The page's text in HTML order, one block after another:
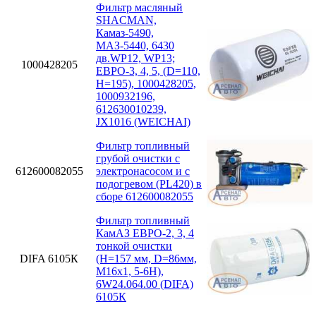
1000428205
Фильтр масляный
SHACMAN,
Камаз-5490,
МАЗ-5440, 6430
дв.WP12, WP13;
ЕВРО-3, 4, 5, (D=110,
H=195), 1000428205,
1000932196,
612630010239,
JX1016 (WEICHAI)
612600082055
Фильтр топливный
грубой очистки с
электронасосом и с
подогревом (PL420) в
сборе 612600082055
DIFA 6105К
Фильтр топливный
КамАЗ ЕВРО-2, 3, 4
тонкой очистки
(H=157 мм, D=86мм,
M16x1, 5-6H),
6W24.064.00 (DIFA)
6105К